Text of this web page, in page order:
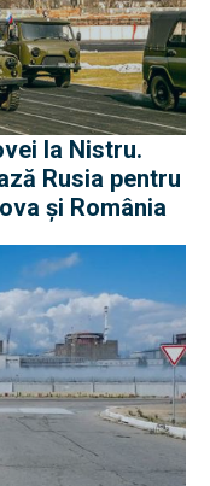
la Nistru.
Rusia pentru
și România